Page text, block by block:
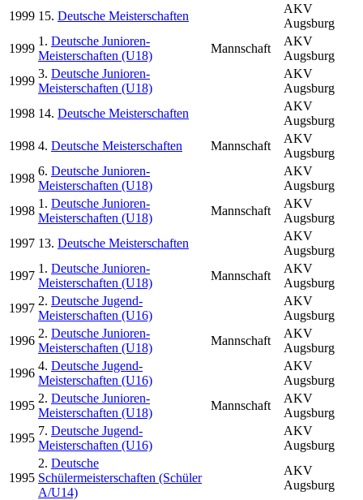
1999 15. Deutsche Meisterschaften
AKV
Augsburg
1999
1. Deutsche Junioren-
Meisterschaften (U18)
Mannschaft
AKV
Augsburg
1999
3. Deutsche Junioren-
Meisterschaften (U18)
AKV
Augsburg
1998 14. Deutsche Meisterschaften
AKV
Augsburg
1998 4. Deutsche Meisterschaften Mannschaft
AKV
Augsburg
1998
6. Deutsche Junioren-
Meisterschaften (U18)
AKV
Augsburg
1998
1. Deutsche Junioren-
Meisterschaften (U18)
Mannschaft
AKV
Augsburg
1997 13. Deutsche Meisterschaften
AKV
Augsburg
1997
1. Deutsche Junioren-
Meisterschaften (U18)
Mannschaft
AKV
Augsburg
1997
2. Deutsche Jugend-
Meisterschaften (U16)
AKV
Augsburg
1996
2. Deutsche Junioren-
Meisterschaften (U18)
Mannschaft
AKV
Augsburg
1996
4. Deutsche Jugend-
Meisterschaften (U16)
AKV
Augsburg
1995
2. Deutsche Junioren-
Meisterschaften (U18)
Mannschaft
AKV
Augsburg
1995
7. Deutsche Jugend-
Meisterschaften (U16)
AKV
Augsburg
1995
2. Deutsche
Schülermeisterschaften (Schüler
A/U14)
AKV
Augsburg